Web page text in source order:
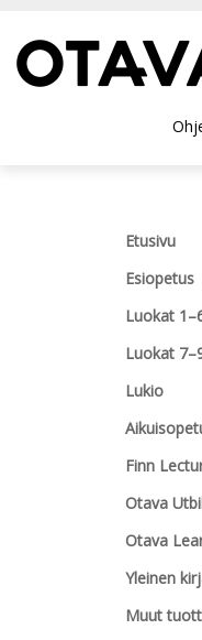
Etusivu
Esiopetus
Luokat
Luokat
Lukio
Finn
Otava
Otava
Yleinen
Muut